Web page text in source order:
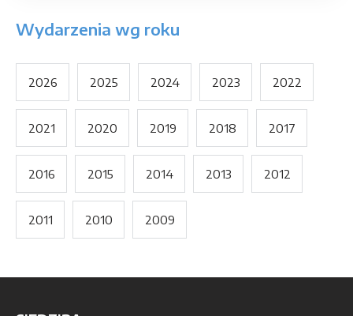
Wydarzenia wg roku
2026 2025 2024 2023 2022
2021 2020 2019 2018 2017
2016 2015 2014 2013 2012
2011 2010 2009